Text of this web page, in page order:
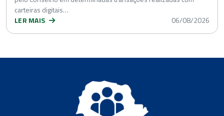
carteiras digitais…
LER MAIS
06/08/2026